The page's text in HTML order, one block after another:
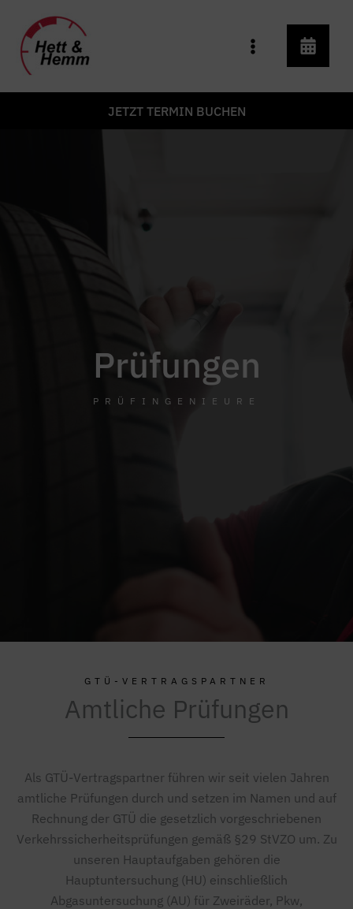
Inhalt
springen
JETZT TERMIN BUCHEN
Prüfungen
PRÜFINGENIEURE
GTÜ-VERTRAGSPARTNER
Amtliche Prüfungen
Als GTÜ-Vertragspartner führen wir seit vielen Jahren
amtliche Prüfungen durch und setzen im Namen und auf
Rechnung der GTÜ die gesetzlich vorgeschriebenen
Verkehrssicherheitsprüfungen gemäß §29 StVZO um. Zu
unseren Hauptaufgaben gehören die
Hauptuntersuchung (HU) einschließlich
Abgasuntersuchung (AU) für Zweiräder, Pkw,